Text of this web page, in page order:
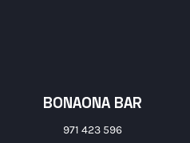
BONAONA BAR
971 423 596